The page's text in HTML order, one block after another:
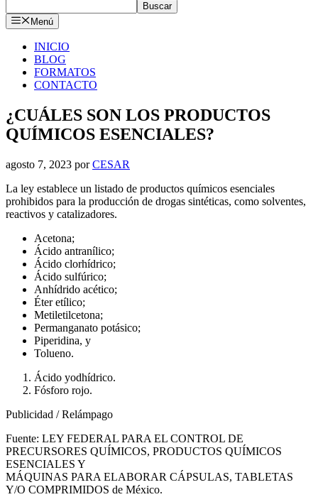
Buscar
Menú
INICIO
BLOG
FORMATOS
CONTACTO
¿CUÁLES SON LOS PRODUCTOS
QUÍMICOS ESENCIALES?
agosto 7, 2023 porCESAR
La ley establece un listado de productos químicos esenciales
prohibidos para la producción de drogas sintéticas, como solventes,
reactivos y catalizadores.
Acetona;
Ácido antranílico;
Ácido clorhídrico;
Ácido sulfúrico;
Anhídrido acético;
Éter etílico;
Metiletilcetona;
Permanganato potásico;
Piperidina, y
Tolueno.
Ácido yodhídrico.
Fósforo rojo.
Publicidad / Relámpago
Fuente: LEY FEDERAL PARA EL CONTROL DE
PRECURSORES QUÍMICOS, PRODUCTOS QUÍMICOS
ESENCIALES Y
MÁQUINAS PARA ELABORAR CÁPSULAS, TABLETAS
Y/O COMPRIMIDOS de México.